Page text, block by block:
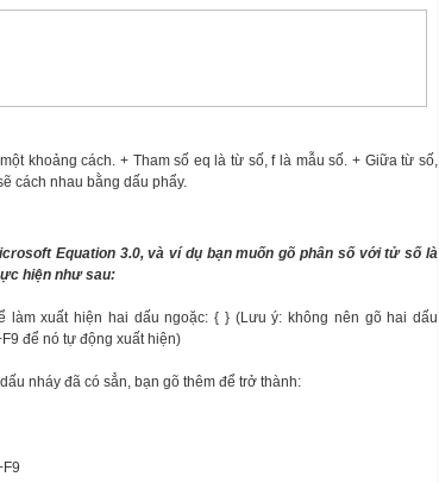
một khoảng cách. + Tham số eq là từ số, f là mẫu số. + Giữa từ số,
cách nhau bằng dấu phẩy.
Equation 3.0, và ví dụ bạn muốn gõ phân số với tử số là
hiện như sau:
làm xuất hiện hai dấu ngoặc: { } (Lưu ý: không nên gõ hai dấu
để nó tự động xuất hiện)
nháy đã có sẳn, bạn gõ thêm để trở thành: